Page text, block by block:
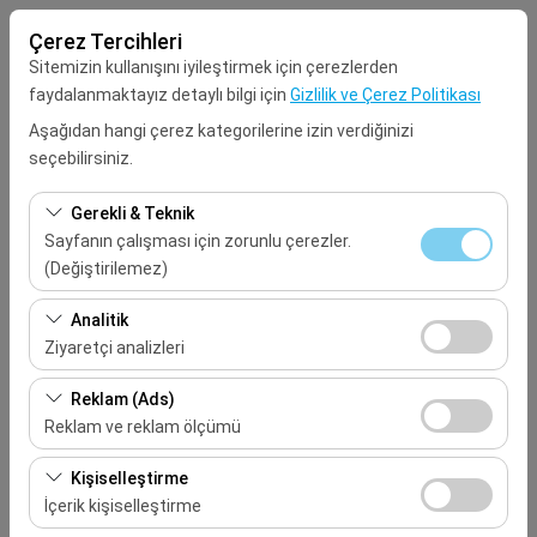
Çerez Tercihleri
Sitemizin kullanışını iyileştirmek için çerezlerden
faydalanmaktayız detaylı bilgi için Gizlilik ve Çerez Politikası
Aşağıdan hangi çerez kategorilerine izin verdiğinizi
seçebilirsiniz.
Gerekli & Teknik
Sayfanın çalışması için zorunlu çerezler.
(Değiştirilemez)
Bu çerezler sitenin doğru şekilde çalışması, güvenlik,
oturum yönetimi ve temel işlevler için gereklidir. Devre
dışı bırakılamaz.
Analitik
Ziyaretçi analizleri
Bu çerezler, sitemizin nasıl kullanıldığını (ziyaretçi sayısı,
en çok ziyaret edilen sayfalar, kullanıcı davranışları)
analiz etmemizi sağlar. Bu veriler, web sitesi
performansını ölçmek ve kullanıcı deneyimini sürekli
iyileştirmek için kullanılır.
Reklam (Ads)
Reklam ve reklam ölçümü
Bu çerezler, size ilgi alanlarınıza uygun kişiselleştirilmiş
reklamlar göstermemize ve reklam kampanyalarımızın
etkinliğini (gösterim sayısı, tıklama oranı) ölçmemize
Kişiselleştirme
İçerik kişiselleştirme
Seçiniz
Alış Tarih & Saat
Bırakış Tarih & Saat